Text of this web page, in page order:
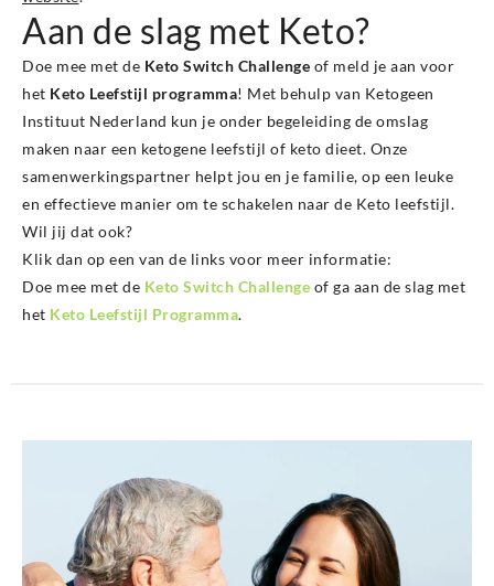
Aan de slag met Keto?
Doe mee met de Keto Switch Challenge of meld je aan voor
het Keto Leefstijl programma! Met behulp van Ketogeen
Instituut Nederland kun je onder begeleiding de omslag
maken naar een ketogene leefstijl of keto dieet. Onze
samenwerkingspartner helpt jou en je familie, op een leuke
en effectieve manier om te schakelen naar de Keto leefstijl.
Wil jij dat ook?
Klik dan op een van de links voor meer informatie:
Doe mee met de Keto Switch Challenge of ga aan de slag met
het Keto Leefstijl Programma.